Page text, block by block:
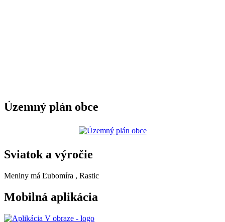
Územný plán obce
Sviatok a výročie
Meniny má Ľubomíra , Rastic
Mobilná aplikácia